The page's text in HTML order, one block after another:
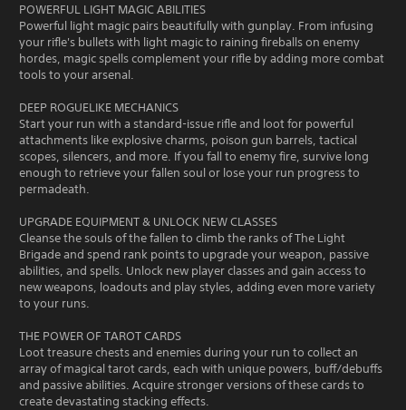
POWERFUL LIGHT MAGIC ABILITIES
Powerful light magic pairs beautifully with gunplay. From infusing
your rifle's bullets with light magic to raining fireballs on enemy
hordes, magic spells complement your rifle by adding more combat
tools to your arsenal.
DEEP ROGUELIKE MECHANICS
Start your run with a standard-issue rifle and loot for powerful
attachments like explosive charms, poison gun barrels, tactical
scopes, silencers, and more. If you fall to enemy fire, survive long
enough to retrieve your fallen soul or lose your run progress to
permadeath.
UPGRADE EQUIPMENT & UNLOCK NEW CLASSES
Cleanse the souls of the fallen to climb the ranks of The Light
Brigade and spend rank points to upgrade your weapon, passive
abilities, and spells. Unlock new player classes and gain access to
new weapons, loadouts and play styles, adding even more variety
to your runs.
THE POWER OF TAROT CARDS
Loot treasure chests and enemies during your run to collect an
array of magical tarot cards, each with unique powers, buff/debuffs
and passive abilities. Acquire stronger versions of these cards to
create devastating stacking effects.